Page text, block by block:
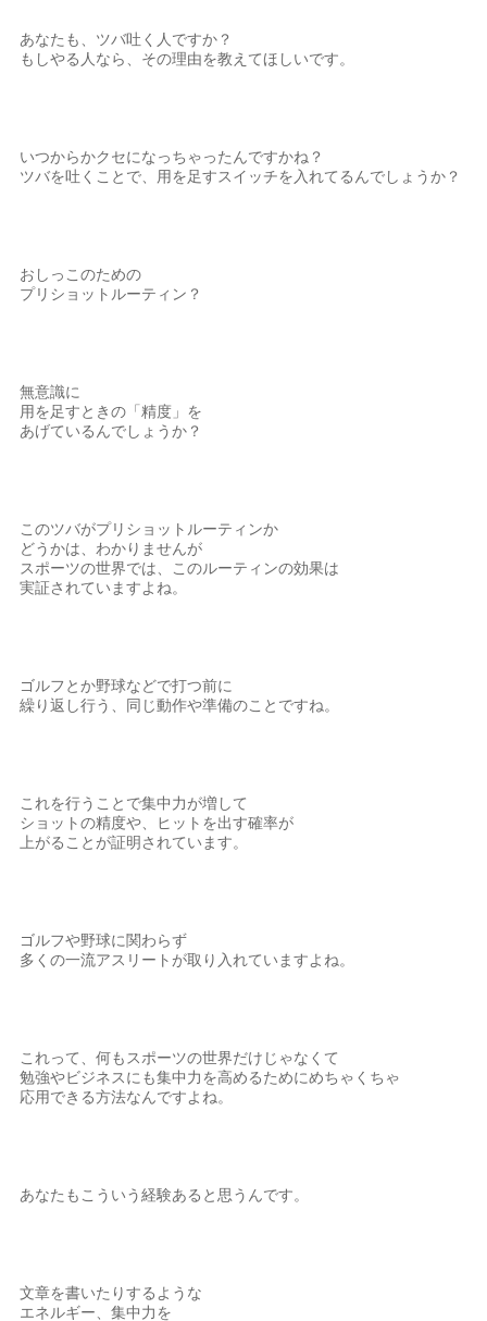
あなたも、ツバ吐く人ですか？
もしやる人なら、その理由を教えてほしいです。
いつからかクセになっちゃったんですかね？
ツバを吐くことで、用を足すスイッチを入れてるんでしょうか？
おしっこのための
プリショットルーティン？
無意識に
用を足すときの「精度」を
あげているんでしょうか？
このツバがプリショットルーティンか
どうかは、わかりませんが
スポーツの世界では、このルーティンの効果は
実証されていますよね。
ゴルフとか野球などで打つ前に
繰り返し行う、同じ動作や準備のことですね。
これを行うことで集中力が増して
ショットの精度や、ヒットを出す確率が
上がることが証明されています。
ゴルフや野球に関わらず
多くの一流アスリートが取り入れていますよね。
これって、何もスポーツの世界だけじゃなくて
勉強やビジネスにも集中力を高めるためにめちゃくちゃ
応用できる方法なんですよね。
あなたもこういう経験あると思うんです。
文章を書いたりするような
エネルギー、集中力を